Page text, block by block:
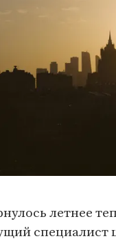
летнее
специалист